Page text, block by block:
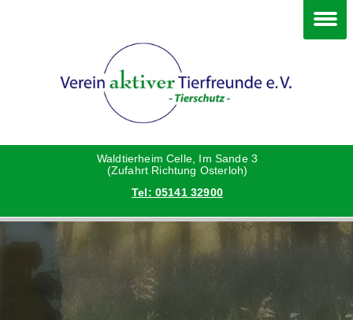
Waldtierheim Celle, Im Sande 3
(Zufahrt Richtung Osterloh)
Tel: 05141 32900
Katzen
Vermittlungshilfe privat
Danke an die Helfer
Vorstand
Satzung